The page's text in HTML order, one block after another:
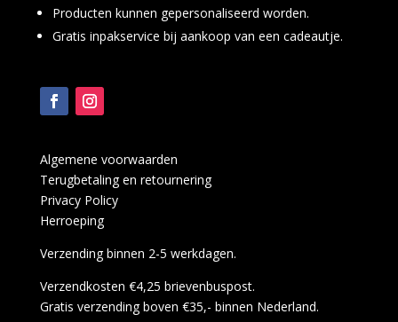
Producten kunnen gepersonaliseerd worden.
Gratis inpakservice bij aankoop van een cadeautje.
Algemene voorwaarden
Terugbetaling en retournering
Privacy Policy
Herroeping
Verzending binnen 2-5 werkdagen.
Verzendkosten €4,25 brievenbuspost.
Gratis verzending boven €35,- binnen Nederland.